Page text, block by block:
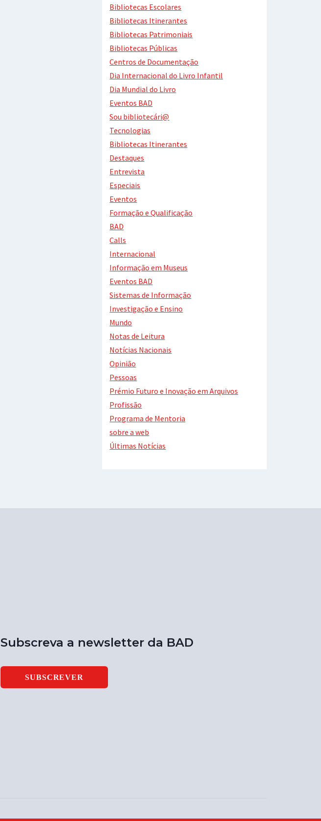
Bibliotecas Escolares
Bibliotecas Itinerantes
Bibliotecas Patrimoniais
Bibliotecas Públicas
Centros de Documentação
Dia Internacional do Livro Infantil
Dia Mundial do Livro
Eventos BAD
Sou bibliotecári@
Tecnologias
Bibliotecas Itinerantes
Destaques
Entrevista
Especiais
Eventos
Formação e Qualificação
BAD
Calls
Internacional
Informação em Museus
Eventos BAD
Sistemas de Informação
Investigação e Ensino
Mundo
Notas de Leitura
Notícias Nacionais
Opinião
Pessoas
Prémio Futuro e Inovação em Arquivos
Profissão
Programa de Mentoria
sobre a web
Últimas Notícias
Subscreva a newsletter da BAD
SUBSCREVER